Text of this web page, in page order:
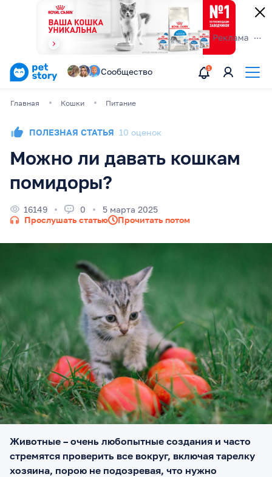
Сообщество
Главная Кошки Питание
ПОЛЕЗНАЯ СТАТЬЯ 10 оценок
Можно ли давать кошкам
помидоры?
16149 0
5 марта 2025
Прослушать статью
Прочитать потом
Животные – очень любопытные создания и часто
стремятся проверить все вокруг, включая тарелку
хозяина, порою не подозревая, что нужно